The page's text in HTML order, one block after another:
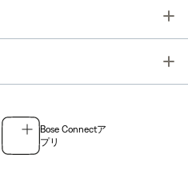
Bose Connectア
プリ